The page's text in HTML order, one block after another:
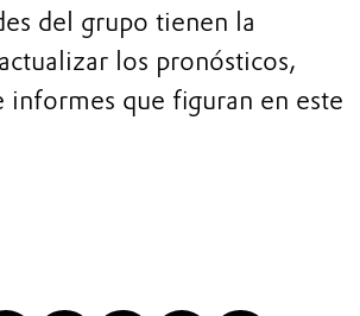
del grupo tienen la
los pronósticos,
informes que figuran en este